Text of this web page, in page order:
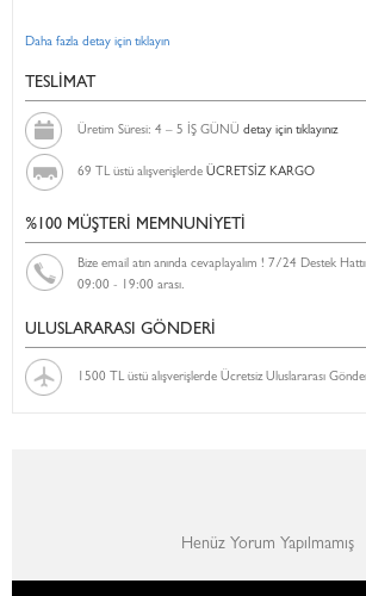
Daha fazla detay için tıklayın
TESLİMAT
Üretim Süresi: 4 – 5 İŞ GÜNÜ detay için tıklayınız
69 TL üstü alışverişlerde ÜCRETSİZ KARGO
%100 MÜŞTERİ MEMNUNİYETİ
Bize email atın anında cevaplayalım ! 7/24 Destek
09:00 - 19:00 arası.
ULUSLARARASI GÖNDERİ
1500 TL üstü alışverişlerde Ücretsiz Uluslararası
Henüz Yorum Yapılmamış